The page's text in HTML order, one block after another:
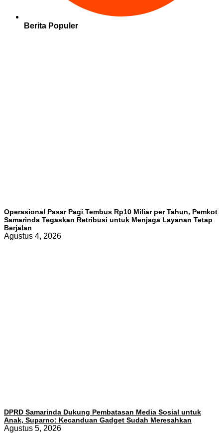
Berita Populer
Operasional Pasar Pagi Tembus Rp10 Miliar per Tahun, Pemkot
Samarinda Tegaskan Retribusi untuk Menjaga Layanan Tetap
Berjalan
Agustus 4, 2026
DPRD Samarinda Dukung Pembatasan Media Sosial untuk
Anak, Suparno: Kecanduan Gadget Sudah Meresahkan
Agustus 5, 2026